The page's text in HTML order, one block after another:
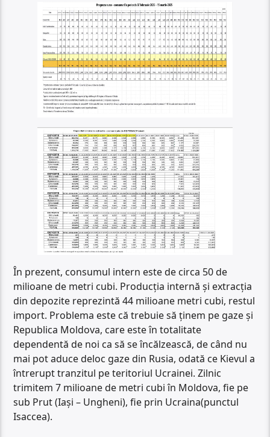
În prezent, consumul intern este de circa 50 de
milioane de metri cubi. Producția internă și extracția
din depozite reprezintă 44 milioane metri cubi, restul
import. Problema este că trebuie să ținem pe gaze și
Republica Moldova, care este în totalitate
dependentă de noi ca să se încălzească, de când nu
mai pot aduce deloc gaze din Rusia, odată ce Kievul a
întrerupt tranzitul pe teritoriul Ucrainei. Zilnic
trimitem 7 milioane de metri cubi în Moldova, fie pe
sub Prut (Iași – Ungheni), fie prin Ucraina(punctul
Isaccea).